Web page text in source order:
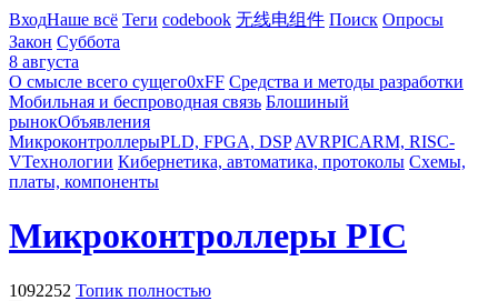
ВходНаше всё Теги codebook 无线电组件 Поиск Опросы
Закон Суббота
8 августа
О смысле всего сущего0xFF Средства и методы разработки
Мобильная и беспроводная связь Блошиный
рынокОбъявления
МикроконтроллерыPLD, FPGA, DSP AVRPICARM, RISC-
VТехнологии Кибернетика, автоматика, протоколы Схемы,
платы, компоненты
Микроконтроллеры PIC
1092252 Топик полностью